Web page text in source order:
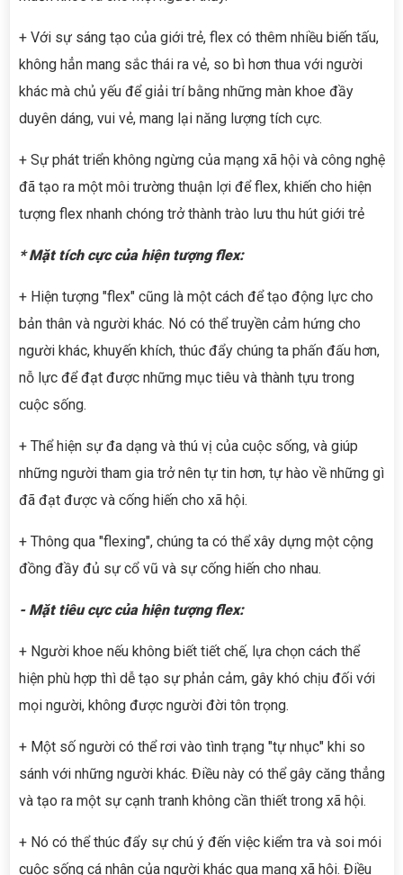
+ Với sự sáng tạo của giới trẻ, flex có thêm nhiều biến tấu,
không hẳn mang sắc thái ra vẻ, so bì hơn thua với người
khác mà chủ yếu để giải trí bằng những màn khoe đầy
duyên dáng, vui vẻ, mang lại năng lượng tích cực.
+ Sự phát triển không ngừng của mạng xã hội và công nghệ
đã tạo ra một môi trường thuận lợi để flex, khiến cho hiện
tượng flex nhanh chóng trở thành trào lưu thu hút giới trẻ
* Mặt tích cực của hiện tượng flex:
+ Hiện tượng "flex" cũng là một cách để tạo động lực cho
bản thân và người khác. Nó có thể truyền cảm hứng cho
người khác, khuyến khích, thúc đẩy chúng ta phấn đấu hơn,
nỗ lực để đạt được những mục tiêu và thành tựu trong
cuộc sống.
+ Thể hiện sự đa dạng và thú vị của cuộc sống, và giúp
những người tham gia trở nên tự tin hơn, tự hào về những gì
đã đạt được và cống hiến cho xã hội.
+ Thông qua "flexing", chúng ta có thể xây dựng một cộng
đồng đầy đủ sự cổ vũ và sự cống hiến cho nhau.
- Mặt tiêu cực của hiện tượng flex:
+ Người khoe nếu không biết tiết chế, lựa chọn cách thể
hiện phù hợp thì dễ tạo sự phản cảm, gây khó chịu đối với
mọi người, không được người đời tôn trọng.
+ Một số người có thể rơi vào tình trạng "tự nhục" khi so
sánh với những người khác. Điều này có thể gây căng thẳng
và tạo ra một sự cạnh tranh không cần thiết trong xã hội.
+ Nó có thể thúc đẩy sự chú ý đến việc kiểm tra và soi mói
cuộc sống cá nhân của người khác qua mạng xã hội. Điều